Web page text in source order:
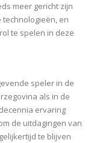
meer gericht zijn
en
te spelen in deze
speler in de
als in de
ervaring
de uitdagingen van
te blijven